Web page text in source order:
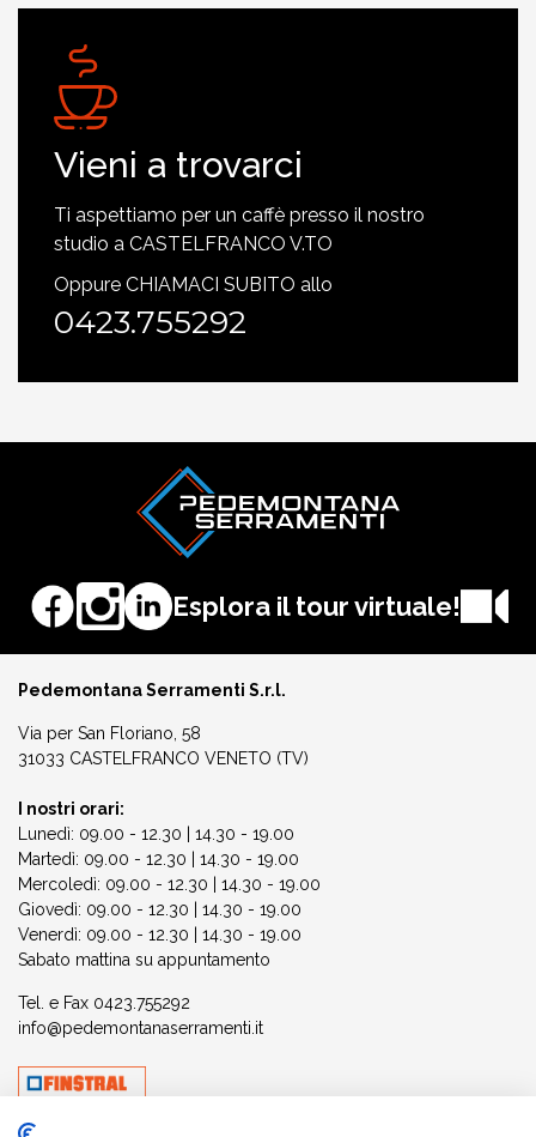
Vieni a trovarci
Ti aspettiamo per un caffè presso il nostro
studio a CASTELFRANCO V.TO
Oppure CHIAMACI SUBITO allo
0423.755292
Esplora il tour virtuale!
Pedemontana Serramenti S.r.l.
Via per San Floriano, 58
31033 CASTELFRANCO VENETO (TV)
I nostri orari:
Lunedì: 09.00 - 12.30 | 14.30 - 19.00
Martedì: 09.00 - 12.30 | 14.30 - 19.00
Mercoledì: 09.00 - 12.30 | 14.30 - 19.00
Giovedì: 09.00 - 12.30 | 14.30 - 19.00
Venerdì: 09.00 - 12.30 | 14.30 - 19.00
Sabato mattina su appuntamento
Tel. e Fax 0423.755292
info@pedemontanaserramenti.it